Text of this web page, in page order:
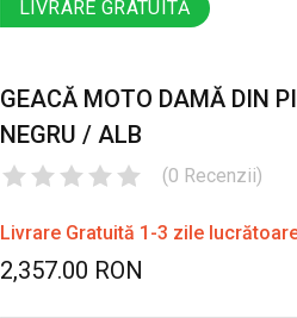
LIVRARE GRATUITĂ
GEACĂ MOTO DAMĂ DIN
NEGRU / ALB
(0 Recenzii)
Livrare Gratuită 1-3 zile
2,357.00 RON